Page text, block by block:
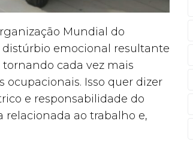
Mundial do
emocional resultante
cada vez mais
Isso quer dizer
e responsabilidade do
relacionada ao trabalho e,